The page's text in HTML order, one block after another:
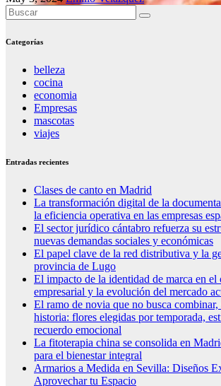
Categorías
belleza
cocina
economia
Empresas
mascotas
viajes
Entradas recientes
Clases de canto en Madrid
La transformación digital de la
la eficiencia operativa en las empresas
El sector jurídico cántabro refuerza su
nuevas demandas sociales y económicas
El papel clave de la red distributiva y la
provincia de Lugo
El impacto de la identidad de marca en el
empresarial y la evolución del mercado
El ramo de novia que no busca combinar,
historia: flores elegidas por temporada,
recuerdo emocional
La fitoterapia china se consolida en
para el bienestar integral
Armarios a Medida en Sevilla: Diseños
Aprovechar tu Espacio